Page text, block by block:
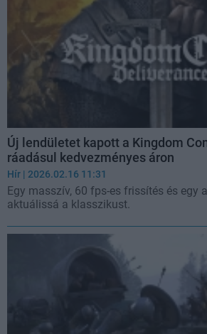
Új lendületet kapott a Kingdom
ráadásul kedvezményes áron
Hír | 2026.02.16 11:31
Egy masszív, 60 fps-es frissítés és egy
aktuálissá a klasszikust.